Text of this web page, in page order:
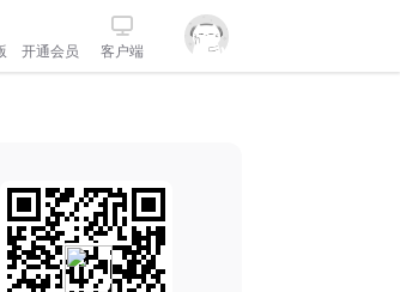
开通会员 客户端